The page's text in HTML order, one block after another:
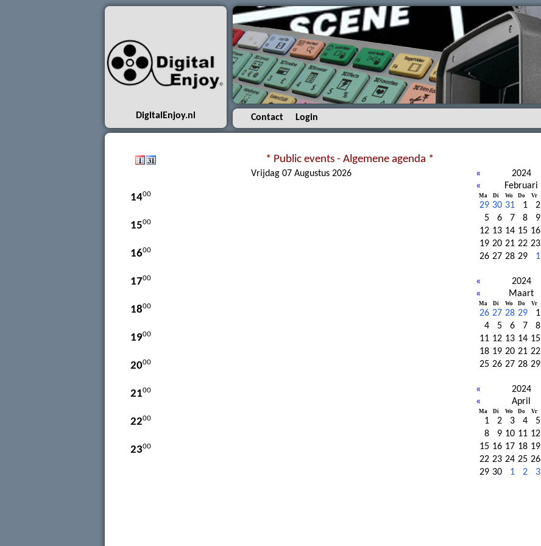
DigitalEnjoy.nl Contact Login
* Public events - Algemene agenda *
Vrijdag 07 Augustus 2026
9 00
1000
1100
00
1400
1500
1600
1700
1800
1900
2000
2100
2200
2300
« 2024
«
Februari
Ma Di Wo Do Vr
29 30 31 1 2
5
6 7 8 9
12 13 14 15 16
19 20 21 22 23
26 27 28 29 1
« 2024
«
Maart
Ma Di Wo Do Vr
26 27 28 29 1
4
5 6 7 8
11 12 13 14 15
18 19 20 21 22
25 26 27 28 29
« 2024
«
April
Ma Di Wo Do Vr
1 2 3 4 5
8
9 10 11 12
15 16 17 18 19
22 23 24 25 26
29 30 1 2 3